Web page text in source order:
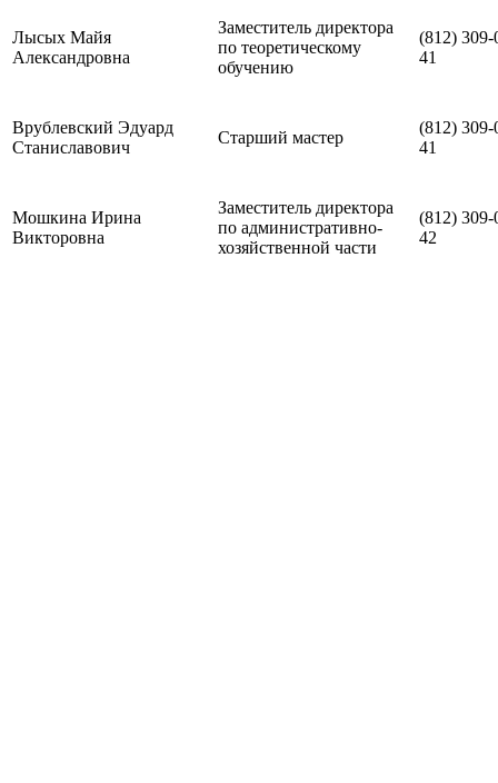
Лысых Майя
Александровна
Заместитель директора
по теоретическому
обучению
(812) 309-
41
Врублевский Эдуард
Станиславович
Старший мастер
(812) 309-
41
Мошкина Ирина
Викторовна
Заместитель директора
по административно-
хозяйственной части
(812) 309-
42